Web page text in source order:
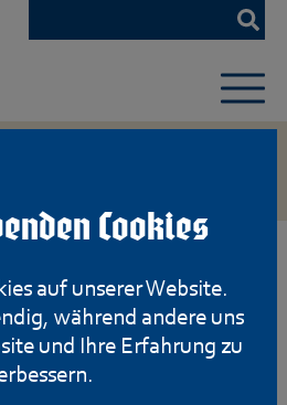
Cookies
auf unserer Website.
während andere uns
und Ihre Erfahrung zu